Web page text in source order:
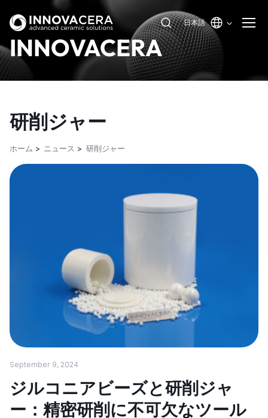
日本語
INNOVACERA
研削ジャー
ホーム ニュース 研削ジャー
September 9, 2024
ジルコニアビーズと研削ジャ
ー：精密研削に不可欠なツール